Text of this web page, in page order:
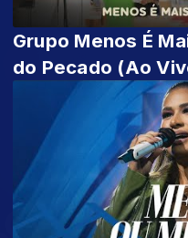
Grupo Menos É
do Pecado (Ao